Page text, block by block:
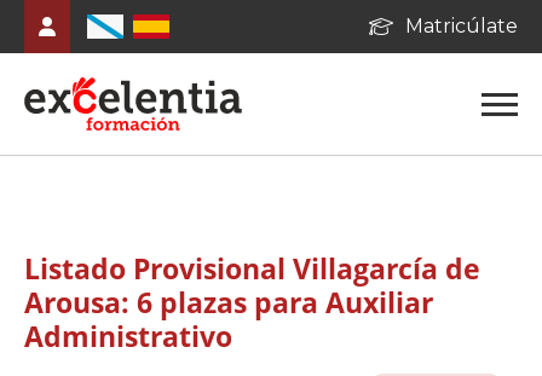
Matricúlate
Listado Provisional Villagarcía de
Arousa: 6 plazas para Auxiliar
Administrativo